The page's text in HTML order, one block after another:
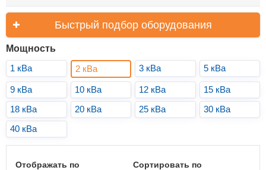
Быстрый подбор оборудования
Мощность
1 кВа
2 кВа 3 кВа 5 кВа
9 кВа 10 кВа 12 кВа
15 кВа
18 кВа
20 кВа 25 кВа
30 кВа
40 кВа
Отображать по
Сортировать по